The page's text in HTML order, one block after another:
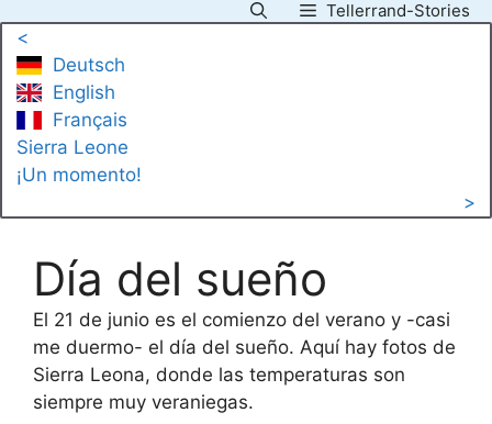
contenido
Tellerrand-Stories
<
Deutsch
English
Français
Sierra Leone
¡Un momento!
>
Día del sueño
El 21 de junio es el comienzo del verano y -casi
me duermo- el día del sueño. Aquí hay fotos de
Sierra Leona, donde las temperaturas son
siempre muy veraniegas.